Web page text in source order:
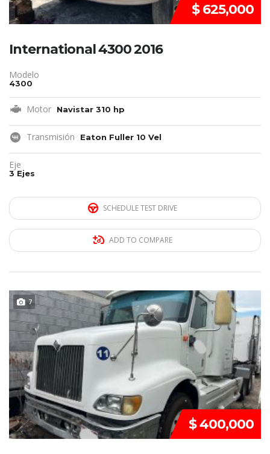
$ 625,000
International 4300 2016
Modelo
4300
Motor Navistar 310 hp
Transmisión Eaton Fuller 10 Vel
Eje
3 Ejes
SCHEDULE TEST DRIVE
ADD TO COMPARE
7 REMATE!!!
$ 400,000